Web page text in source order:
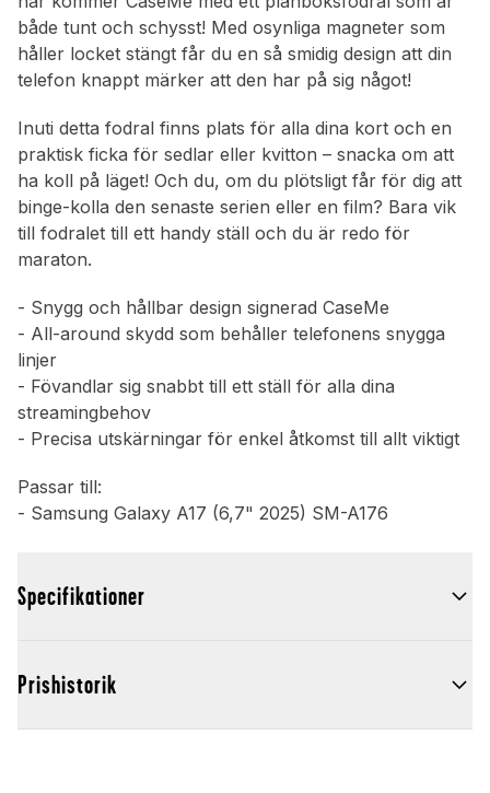
både tunt och schysst! Med osynliga magneter som
håller locket stängt får du en så smidig design att din
telefon knappt märker att den har på sig något!
Inuti detta fodral finns plats för alla dina kort och en
praktisk ficka för sedlar eller kvitton – snacka om att
ha koll på läget! Och du, om du plötsligt får för dig att
binge-kolla den senaste serien eller en film? Bara vik
till fodralet till ett handy ställ och du är redo för
maraton.
- Snygg och hållbar design signerad CaseMe
- All-around skydd som behåller telefonens snygga
linjer
- Fövandlar sig snabbt till ett ställ för alla dina
streamingbehov
- Precisa utskärningar för enkel åtkomst till allt viktigt
Passar till:
- Samsung Galaxy A17 (6,7" 2025) SM-A176
Specifikationer
Prishistorik